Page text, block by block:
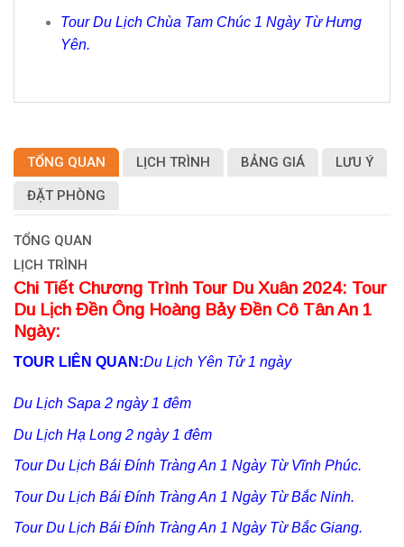
Tour Du Lịch Chùa Tam Chúc 1 Ngày Từ Hưng
Yên.
TỔNG QUAN LỊCH TRÌNH BẢNG GIÁ LƯU Ý
ĐẶT PHÒNG
TỔNG QUAN
LỊCH TRÌNH
Chi Tiết Chương Trình Tour Du Xuân 2024: Tour
Du Lịch Đền Ông Hoàng Bảy Đền Cô Tân An 1
Ngày:
TOUR LIÊN QUAN:Du Lịch Yên Tử 1 ngày
Du Lịch Sapa 2 ngày 1 đêm
Du Lịch Hạ Long 2 ngày 1 đêm
Tour Du Lịch Bái Đính Tràng An 1 Ngày Từ Vĩnh Phúc.
Tour Du Lịch Bái Đính Tràng An 1 Ngày Từ Bắc Ninh.
Tour Du Lịch Bái Đính Tràng An 1 Ngày Từ Bắc Giang.